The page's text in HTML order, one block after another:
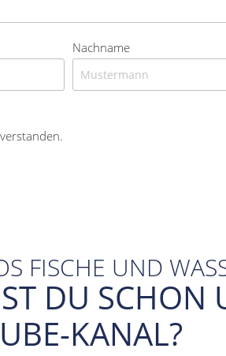
Nachname
FISCHE UND
DU SCHON
KANAL?